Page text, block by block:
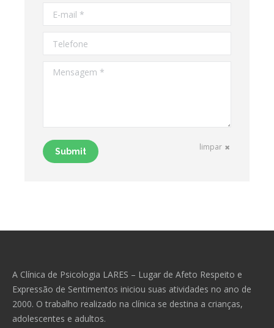
E-mail *
Telefone
Mensagem *
Submit limpar
A Clínica de Psicologia LARES – Lugar de Afeto Respeito e
Expressão de Sentimentos iniciou suas atividades no ano de
2000. O trabalho realizado na clínica se destina a crianças,
adolescentes e adultos.